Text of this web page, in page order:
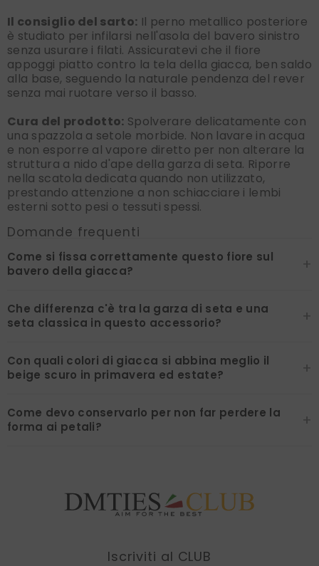
Il consiglio del sarto: Il perno metallico posteriore
è studiato per infilarsi nell'asola del bavero sinistro
senza usurare i filati. Assicuratevi che il fiore
appoggi piatto contro la tela della giacca, ben saldo
alla base, seguendo la naturale pendenza del rever
senza mai ruotare verso il basso.
Cura del prodotto: Spolverare delicatamente con
una spazzola a setole morbide. Non lavare in acqua
e non esporre al vapore diretto per non alterare la
struttura a nido d'ape della garza di seta. Riporre
nella scatola dedicata quando non utilizzato,
prestando attenzione a non schiacciare i lembi
esterni sotto pesi o tessuti spessi.
Domande frequenti
Come si fissa correttamente questo fiore sul
bavero della giacca?
+
Che differenza c'è tra la garza di seta e una
seta classica in questo accessorio?
+
Con quali colori di giacca si abbina meglio il
beige scuro in primavera ed estate?
+
Come devo conservarlo per non far perdere la
forma ai petali?
+
Iscriviti al CLUB